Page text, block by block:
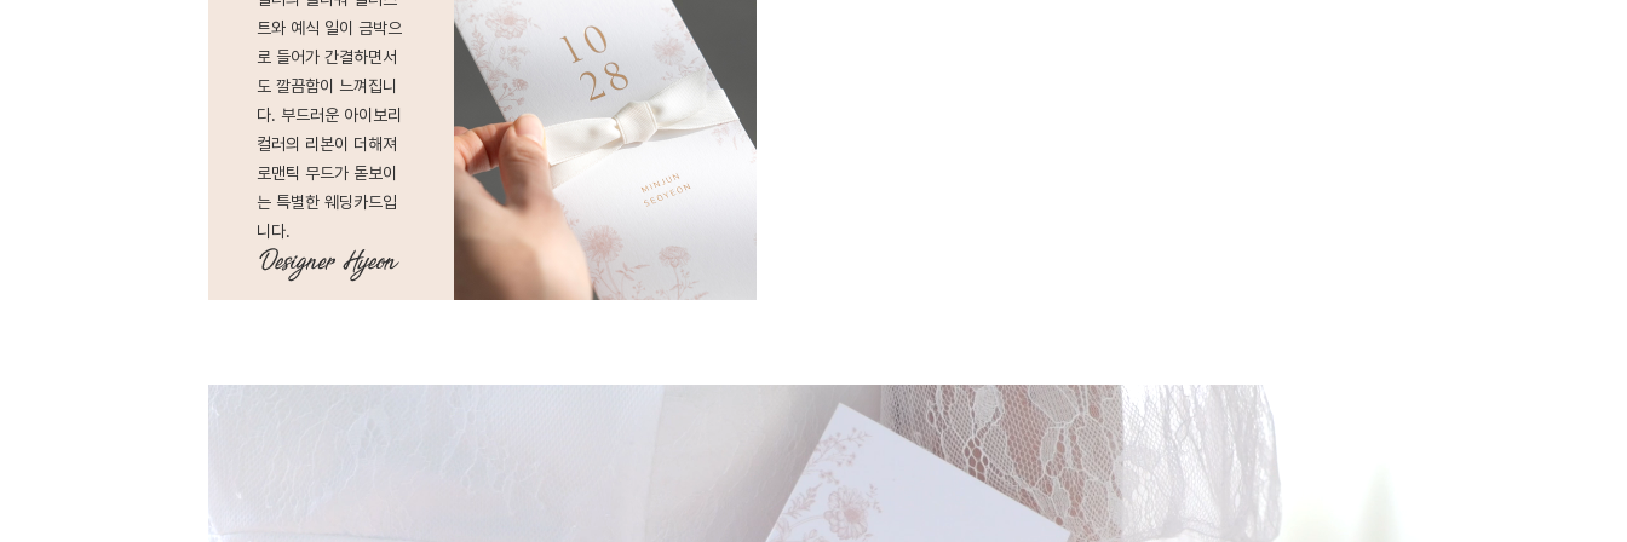
트와 예식 일이 금박으
로 들어가 간결하면서
도 깔끔함이 느껴집니
다. 부드러운 아이보리
컬러의 리본이 더해져
로맨틱 무드가 돋보이
는 특별한 웨딩카드입
니다.